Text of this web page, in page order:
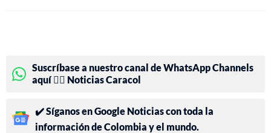
Suscríbase a nuestro canal de WhatsApp Channels
aquí 👉🏻 Noticias Caracol
✔️ Síganos en Google Noticias con toda la
información de Colombia y el mundo.